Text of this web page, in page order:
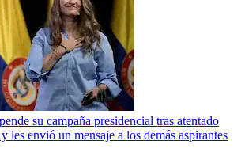
su campaña presidencial tras atentado
les envió un mensaje a los demás aspirantes